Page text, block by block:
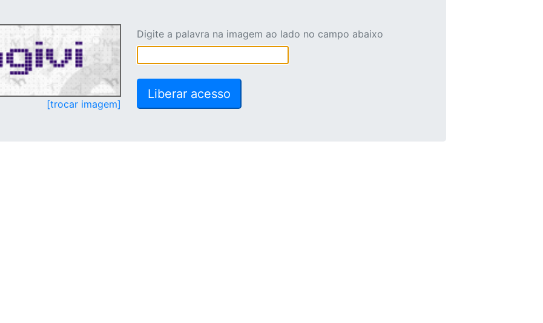
[trocar imagem]
Digite a palavra na imagem ao lado no campo abaixo